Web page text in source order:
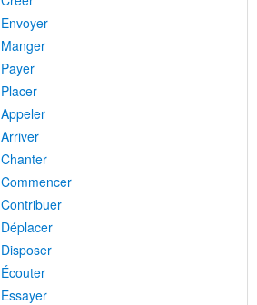
Envoyer
Manger
Payer
Placer
Appeler
Arriver
Chanter
Commencer
Contribuer
Déplacer
Disposer
Écouter
Essayer